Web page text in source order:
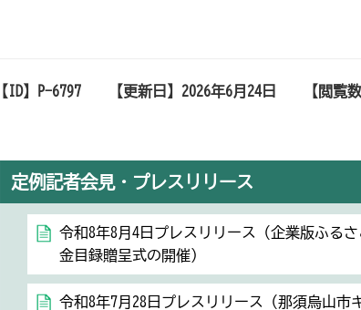
【ID】 P-6797 【更新日】 2026年6月24日 【閲覧数
定例記者会見・プレスリリース
令和8年8月4日プレスリリース（企業版ふる
金目録贈呈式の開催）
令和8年7月28日プレスリリース（那須烏山市